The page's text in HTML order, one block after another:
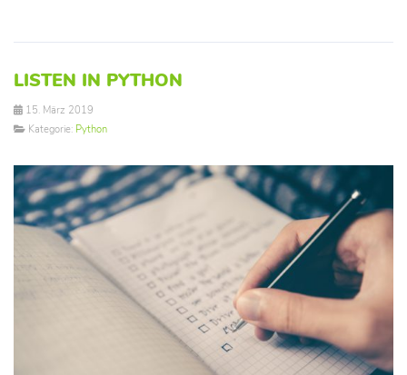
LISTEN IN PYTHON
15. März 2019
Kategorie: Python